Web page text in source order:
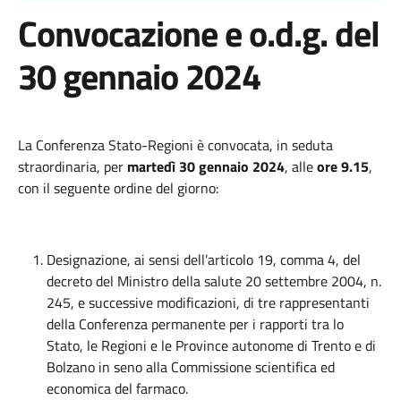
Convocazione e o.d.g. del
30 gennaio 2024
La Conferenza Stato-Regioni è convocata, in seduta
straordinaria, per martedì 30 gennaio 2024, alleore9.15,
con il seguente ordine del giorno:
Designazione, ai sensi dell’articolo 19, comma 4, del
decreto del Ministro della salute 20 settembre 2004, n.
245, e successive modificazioni, di tre rappresentanti
della Conferenza permanente per i rapporti tra lo
Stato, le Regioni e le Province autonome di Trento e di
Bolzano in seno alla Commissione scientifica ed
economica del farmaco.